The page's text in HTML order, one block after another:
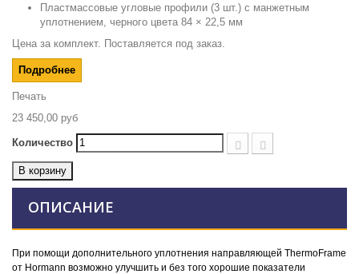
Пластмассовые угловые профили (3 шт.) с манжетным
уплотнением, черного цвета 84 × 22,5 мм
Цена за комплект. Поставляется под заказ.
Подробнее
Печать
23 450,00 руб
Количество
В корзину
ОПИСАНИЕ
При помощи дополнительного уплотнения направляющей ThermoFrame
от Hormann возможно улучшить и без того хорошие показатели